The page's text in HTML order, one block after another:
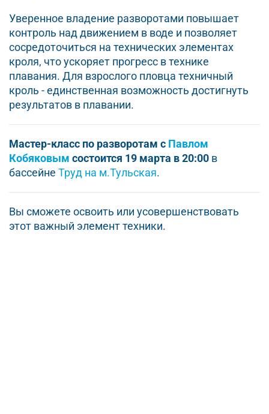
Уверенное владение разворотами повышает
контроль над движением в воде и позволяет
сосредоточиться на технических элементах
кроля, что ускоряет прогресс в технике
плавания. Для взрослого пловца техничный
кроль - единственная возможность достигнуть
результатов в плавании.
Мастер-класс по разворотам с Павлом
Кобяковым состоится 19 марта в 20:00 в
бассейне Труд на м.Тульская.
Вы сможете освоить или усовершенствовать
этот важный элемент техники.